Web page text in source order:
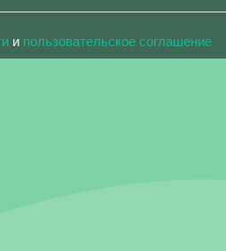
и пользовательское соглашение